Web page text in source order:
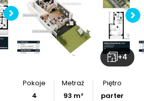
Pobierz
+4
Pokoje
4
Metraż
93 m²
Piętro
parter